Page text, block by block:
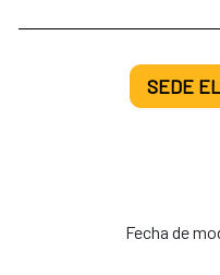
SEDE
Fecha de